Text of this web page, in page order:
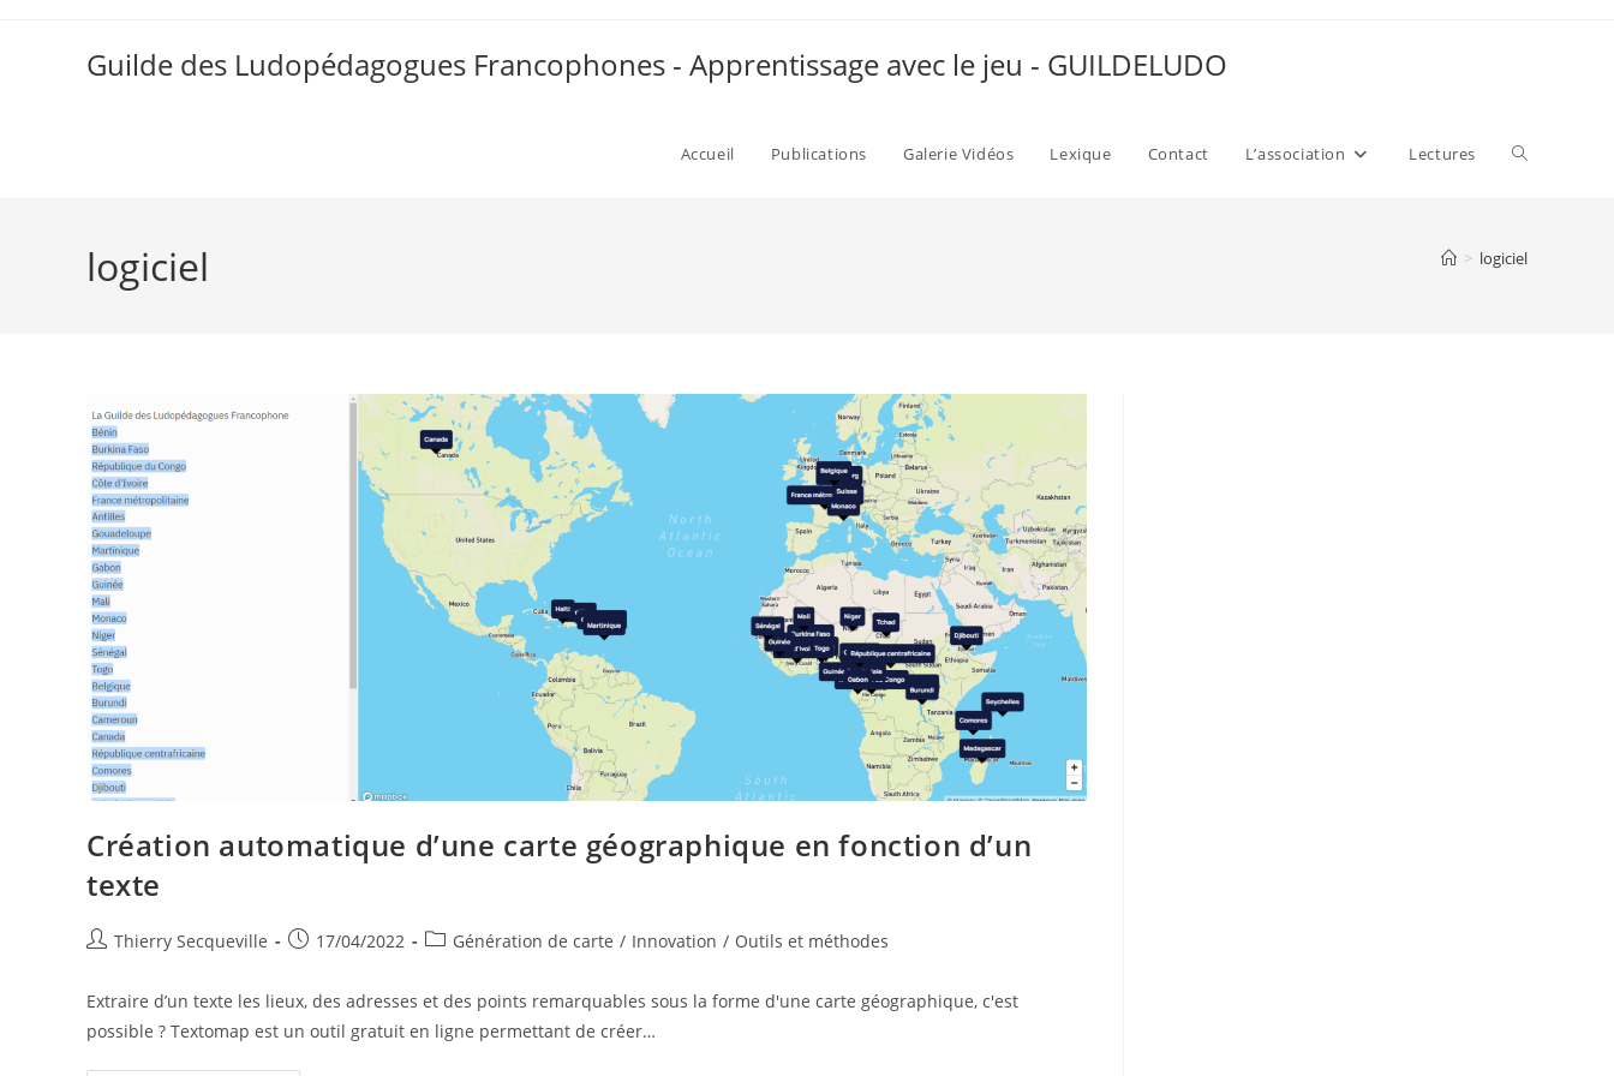
Guilde des Ludopédagogues Francophones - Apprentissage avec le jeu - GUILDELUDO
Accueil Publications Galerie Vidéos Lexique Contact L’association Lectures Toggle
logiciel > logiciel
Création automatique d’une carte géographique en fonction d’un
texte
Auteur/autrice
la
publication :
Thierry Secqueville
Publication
17/04/2022
PostGénération de carte / Innovation / Outils et méthodes
Extraire d’un texte les lieux, des adresses et des points remarquables sous la forme d'une carte géographique, c'est
possible ? Textomap est un outil gratuit en ligne permettant de créer…